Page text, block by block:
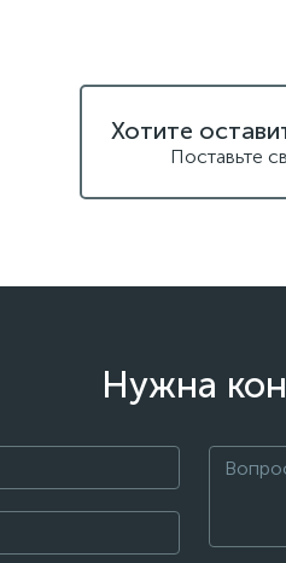
Хотите
Поставьте
Нужна